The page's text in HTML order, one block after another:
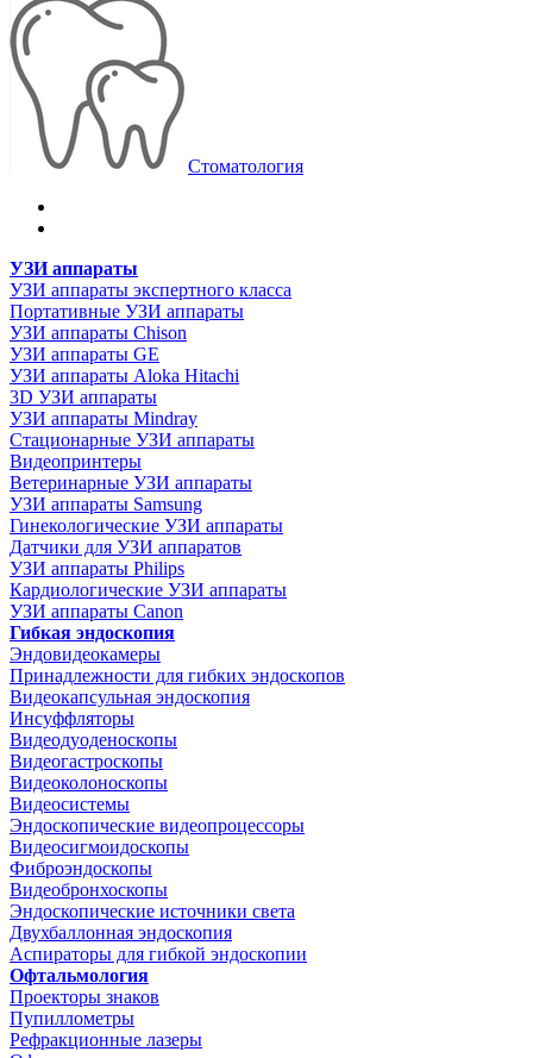
Стоматология
УЗИ аппараты
УЗИ аппараты экспертного класса
Портативные УЗИ аппараты
УЗИ аппараты Chison
УЗИ аппараты GE
УЗИ аппараты Aloka Hitachi
3D УЗИ аппараты
УЗИ аппараты Mindray
Стационарные УЗИ аппараты
Видеопринтеры
Ветеринарные УЗИ аппараты
УЗИ аппараты Samsung
Гинекологические УЗИ аппараты
Датчики для УЗИ аппаратов
УЗИ аппараты Philips
Кардиологические УЗИ аппараты
УЗИ аппараты Canon
Гибкая эндоскопия
Эндовидеокамеры
Принадлежности для гибких эндоскопов
Видеокапсульная эндоскопия
Инсуффляторы
Видеодуоденоскопы
Видеогастроскопы
Видеоколоноскопы
Видеосистемы
Эндоскопические видеопроцессоры
Видеосигмоидоскопы
Фиброэндоскопы
Видеобронхоскопы
Эндоскопические источники света
Двухбаллонная эндоскопия
Аспираторы для гибкой эндоскопии
Офтальмология
Проекторы знаков
Пупиллометры
Рефракционные лазеры